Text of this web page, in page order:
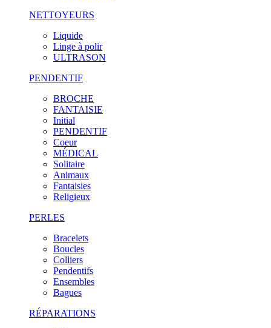
NETTOYEURS
Liquide
Linge à polir
ULTRASON
PENDENTIF
BROCHE
FANTAISIE
Initial
PENDENTIF
Coeur
MÉDICAL
Solitaire
Animaux
Fantaisies
Religieux
PERLES
Bracelets
Boucles
Colliers
Pendentifs
Ensembles
Bagues
RÉPARATIONS